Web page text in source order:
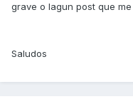
grave o lagun post que
Saludos